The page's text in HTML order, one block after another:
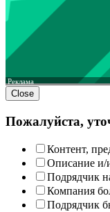
Реклама
Close
Пожалуйста,
Контент,
Описание и/
Подрядчик
Компания
Подрядчик